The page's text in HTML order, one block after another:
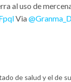
al uso de
Via
de salud y el de